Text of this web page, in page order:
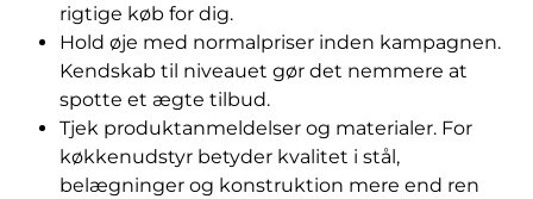
rigtige køb for dig.
Hold øje med normalpriser inden kampagnen.
Kendskab til niveauet gør det nemmere at
spotte et ægte tilbud.
Tjek produktanmeldelser og materialer. For
køkkenudstyr betyder kvalitet i stål,
belægninger og konstruktion mere end ren